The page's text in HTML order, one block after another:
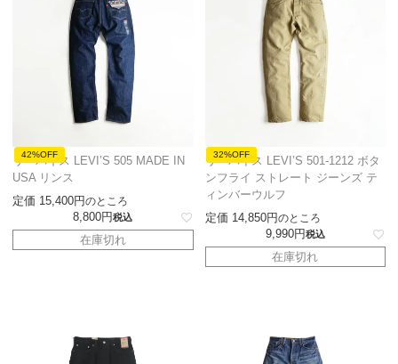
42%OFF
リーバイス LEVI’S 505 MADE IN
USA リンス
定価 15,400 のところ
8,800 税込
在庫切れ
32%OFF
リーバイス LEVI’S 501-1212 ボタ
ンフライ ストレート ジーンズ テ
ィンバーウルフ
定価 14,850 のところ
9,990 税込
在庫切れ